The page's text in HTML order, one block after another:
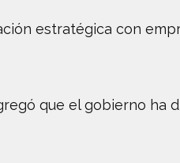
estratégica con
que el gobierno ha